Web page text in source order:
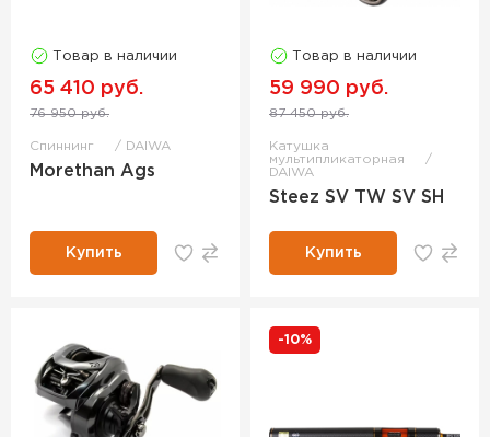
Товар в наличии
65 410 руб.
76 950 руб.
Спиннинг DAIWA
Morethan Ags
Купить
Товар в наличии
59 990 руб.
87 450 руб.
Катушка
мультипликаторная
DAIWA
Steez SV TW SV SH
Купить
-10%